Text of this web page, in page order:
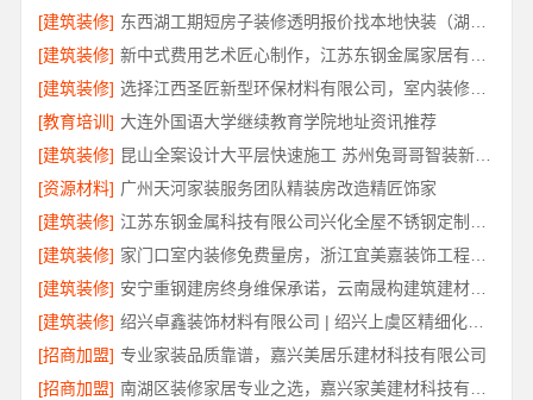
[建筑装修]
[建筑装修]
[建筑装修]
选择江西圣匠新型环保材料有限公司，室内装修设计施工厂家
[教育培训] 大连外国语大学继续教育学院地址资讯推荐
[建筑装修]
昆山全案设计大平层快速施工 苏州兔哥哥智装新材料
[资源材料] 广州天河家装服务团队精装房改造精匠饰家
[建筑装修]
[建筑装修]
家门口室内装修免费量房，浙江宜美嘉装饰工程有限公司上门服务
[建筑装修]
安宁重钢建房终身维保承诺，云南晟构建筑建材有限公司保障
[建筑装修]
绍兴卓鑫装饰材料有限公司 | 绍兴上虞区精细化全包质量有保障
[招商加盟] 专业家装品质靠谱，嘉兴美居乐建材科技有限公司
[招商加盟]